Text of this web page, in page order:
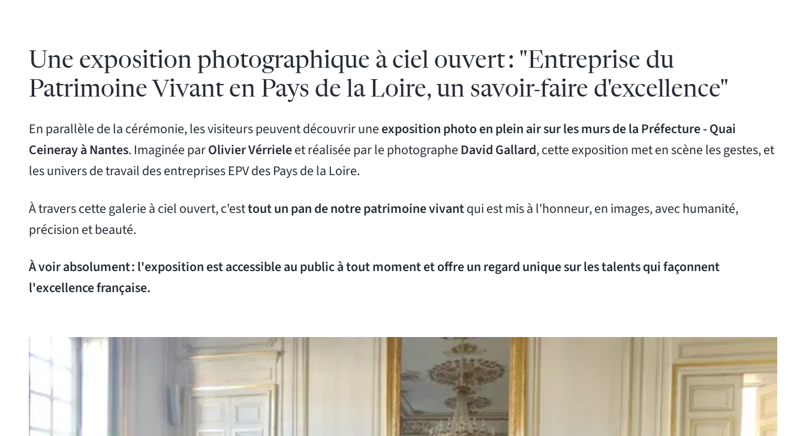
Une exposition photographique à ciel ouvert : "Entreprise du
Patrimoine Vivant en Pays de la Loire, un savoir-faire d'excellence"
En parallèle de la cérémonie, les visiteurs peuvent découvrir uneexposition photo en plein air sur les murs de la Préfecture - Quai
Ceineray à Nantes. Imaginée parOlivier Vérrieleet réalisée par le photographeDavid Gallard, cette exposition met en scène les gestes, et
les univers de travail des entreprises EPV des Pays de la Loire.
À travers cette galerie à ciel ouvert, c'esttout un pan de notre patrimoine vivantqui est mis à l'honneur, en images, avec humanité,
précision et beauté.
À voir absolument : l'exposition est accessible au public à tout moment et offre un regard unique sur les talents qui façonnent
l'excellence française.
Agrandir